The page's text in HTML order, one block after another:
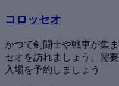
コロッセオ
かつて剣闘士や戦車が集
セオを訪れましょう。需
入場を予約しましょう